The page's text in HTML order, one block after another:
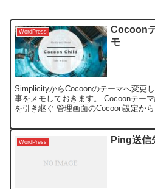
WordPress
Cocoon
モ
SimplicityからCocoonのテーマへ変更
事をメモしておきます。 Cocoonテー
を引き継ぐ 管理画面のCocoon設定か
WordPress Ping送信